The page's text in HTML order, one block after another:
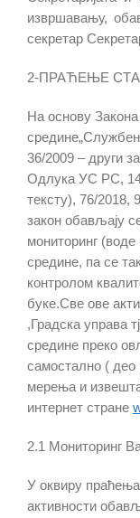
извршавању,
секретар
2-ПРАЋЕЊЕ
На основу
средине„Службен
36/2009– други
Одлука УС РС,
тексту), 76/2018,
закон обављају
мониторинг(воде
средине, па се
контролом
буке.Све ове
,Градска управа
средине преко
самостално ( део
мерења и
интернет стране
2.1 Мониторинг
У оквиру праћења
активности